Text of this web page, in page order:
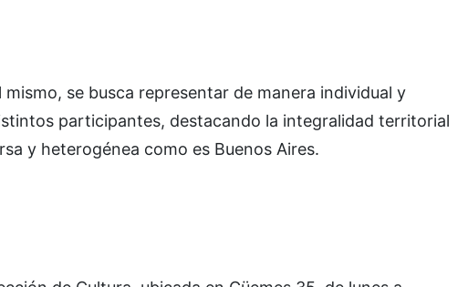
mismo, se busca representar de manera individual y
participantes, destacando la integralidad territorial
y heterogénea como es Buenos Aires.